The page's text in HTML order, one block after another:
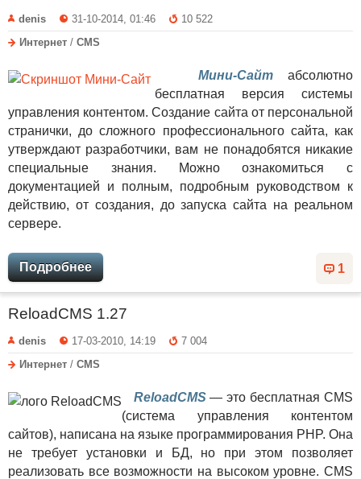
denis 31-10-2014, 01:46
10 522
Интернет / CMS
Мини-Сайт абсолютно
бесплатная версия системы
управления контентом. Создание сайта от персональной
странички, до сложного профессионального сайта, как
утверждают разработчики, вам не понадобятся никакие
специальные знания. Можно ознакомиться с
документацией и полным, подробным руководством к
действию, от создания, до запуска сайта на реальном
сервере.
1
Подробнее
ReloadCMS 1.27
denis 17-03-2010, 14:19
7 004
Интернет / CMS
ReloadCMS— это бесплатная CMS
(система управления контентом
сайтов), написана на языке программирования PHP. Она
не требует установки и БД, но при этом позволяет
реализовать все возможности на высоком уровне. CMS